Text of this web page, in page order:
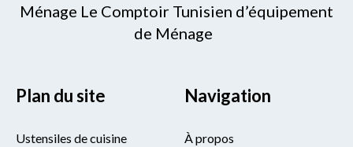
Ménage Le Comptoir Tunisien d’équipement
de Ménage
Plan du site
Ustensiles de cuisine
Navigation
À propos